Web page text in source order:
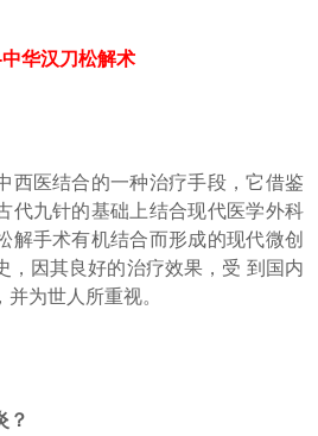
华汉刀松解术
医结合的一种治疗手段，它借鉴
代九针的基础上结合现代医学外科
解手术有机结合而形成的现代微创
，因其良好的治疗效果，受 到国内
为世人所重视。
？